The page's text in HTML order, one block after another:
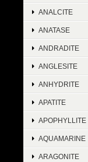
ANALCITE
ANATASE
ANDRADITE
ANGLESITE
ANHYDRITE
APATITE
APOPHYLLITE
AQUAMARINE
ARAGONITE